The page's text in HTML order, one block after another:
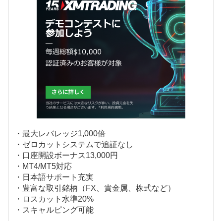
・最大レバレッジ1,000倍
・ゼロカットシステムで追証なし
・口座開設ボーナス13,000円
・MT4/MT5対応
・日本語サポート充実
・豊富な取引銘柄（FX、貴金属、株式など）
・ロスカット水準20%
・スキャルピング可能